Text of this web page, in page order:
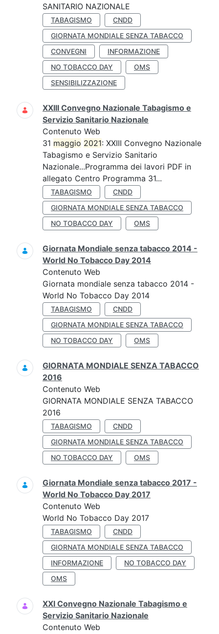
SANITARIO NAZIONALE
TABAGISMO
CNDD
GIORNATA MONDIALE SENZA TABACCO
CONVEGNI
INFORMAZIONE
NO TOBACCO DAY
OMS
SENSIBILIZZAZIONE
XXIII Convegno Nazionale Tabagismo e
Servizio Sanitario Nazionale
Contenuto Web
31 maggio 2021: XXIII Convegno Nazionale
Tabagismo e Servizio Sanitario
Nazionale...Programma dei lavori PDF in
allegato Centro Programma 31...
TABAGISMO
CNDD
GIORNATA MONDIALE SENZA TABACCO
NO TOBACCO DAY
OMS
Giornata Mondiale senza tabacco 2014 -
World No Tobacco Day 2014
Contenuto Web
Giornata mondiale senza tabacco 2014 -
World No Tobacco Day 2014
TABAGISMO
CNDD
GIORNATA MONDIALE SENZA TABACCO
NO TOBACCO DAY
OMS
GIORNATA MONDIALE SENZA TABACCO
2016
Contenuto Web
GIORNATA MONDIALE SENZA TABACCO
2016
TABAGISMO
CNDD
GIORNATA MONDIALE SENZA TABACCO
NO TOBACCO DAY
OMS
Giornata Mondiale senza tabacco 2017 -
World No Tobacco Day 2017
Contenuto Web
World No Tobacco Day 2017
TABAGISMO
CNDD
GIORNATA MONDIALE SENZA TABACCO
INFORMAZIONE
NO TOBACCO DAY
OMS
XXI Convegno Nazionale Tabagismo e
Servizio Sanitario Nazionale
Contenuto Web